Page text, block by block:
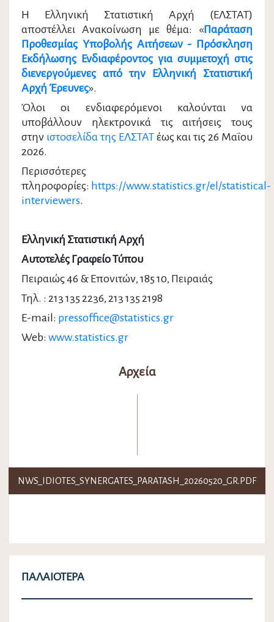
H
Ελληνική Στατιστική Αρχή (ΕΛΣΤΑΤ)
αποστέλλει Ανακοίνωση με θέμα: «Παράταση
Προθεσμίας Υποβολής Αιτήσεων - Πρόσκληση
Εκδήλωσης Ενδιαφέροντος για συμμετοχή στις
διενεργούμενες από την Ελληνική Στατιστική
Αρχή Έρευνες».
Όλοι οι ενδιαφερόμενοι καλούνται να
υποβάλλουν ηλεκτρονικά τις αιτήσεις τους
στην ιστοσελίδα της ΕΛΣΤΑΤέως και τις 26 Μαΐου
2026.
Περισσότερες
πληροφορίες: https://www.statistics.gr/el/statistical-
interviewers.
Ελληνική Στατιστική Αρχή
Αυτοτελές Γραφείο Τύπου
Πειραιώς 46 & Επονιτών, 185 10, Πειραιάς
Τηλ. : 213 135 2236, 213 135 2198
E-mail: pressoffice@statistics.gr
Web: www.statistics.gr
Αρχεία
NWS_IDIOTES_SYNERGATES_PARATASH_20260520_GR.PDF
ΠΑΛΑΙΌΤΕΡΑ